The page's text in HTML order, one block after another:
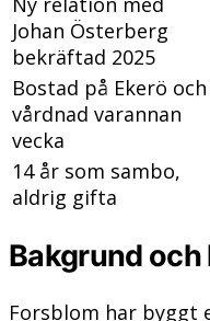
Johan Österberg
bekräftad 2025
Bostad på Ekerö och
vårdnad varannan
vecka
14 år som sambo,
aldrig gifta
Bakgrund och
Forsblom har byggt